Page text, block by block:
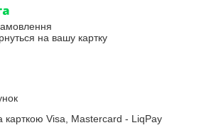
на вашу картку
карткою Visa, Mastercard - LiqPay